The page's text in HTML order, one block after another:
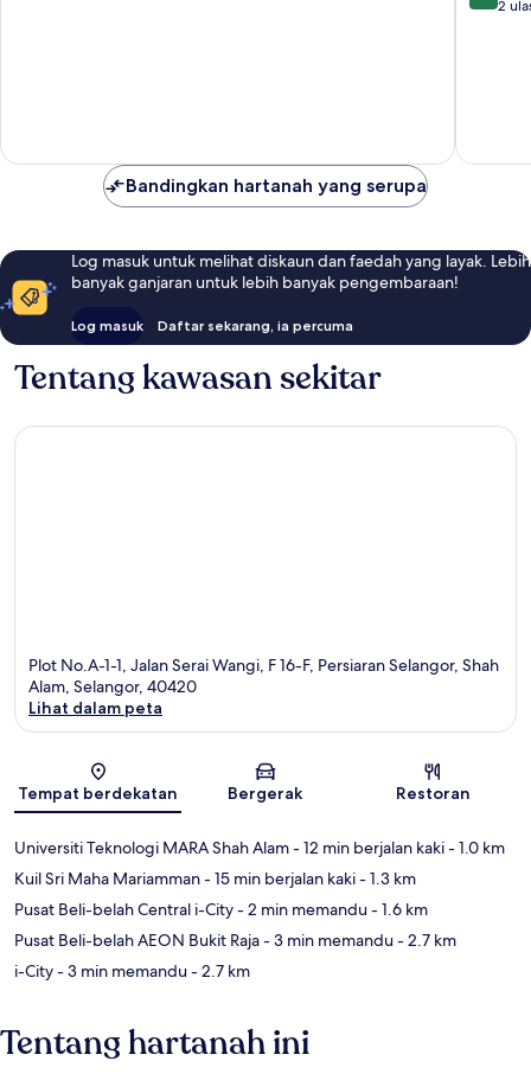
2
Bandingkan hartanah yang serupa
Log masuk untuk melihat diskaun dan faedah yang layak. Lebih
banyak ganjaran untuk lebih banyak pengembaraan!
Log masuk Daftar sekarang, ia percuma
Tentang kawasan sekitar
Plot No.A-1-1, Jalan Serai Wangi, F 16-F, Persiaran Selangor, Shah
Alam, Selangor, 40420
Lihat dalam peta
Tempat berdekatan Bergerak Restoran
Universiti Teknologi MARA Shah Alam- 12 min berjalan kaki- 1.0 km
Kuil Sri Maha Mariamman- 15 min berjalan kaki- 1.3 km
Pusat Beli-belah Central i-City- 2 min memandu- 1.6 km
Pusat Beli-belah AEON Bukit Raja- 3 min memandu- 2.7 km
i-City- 3 min memandu- 2.7 km
Tentang hartanah ini